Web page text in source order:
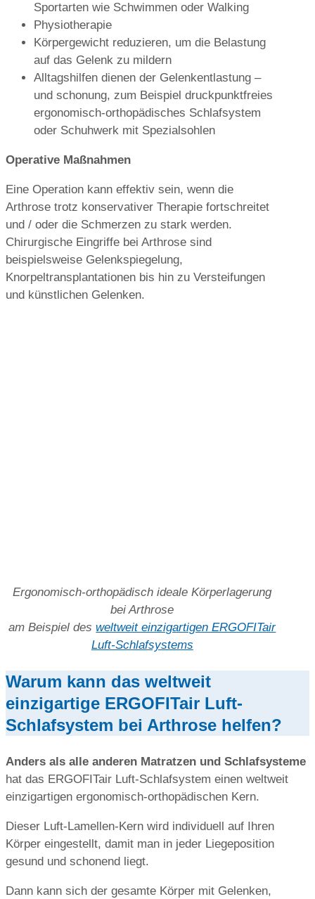
Sportarten wie Schwimmen oder Walking
Physiotherapie
Körpergewicht reduzieren, um die Belastung
auf das Gelenk zu mildern
Alltagshilfen dienen der Gelenkentlastung –
und schonung, zum Beispiel druckpunktfreies
ergonomisch-orthopädisches Schlafsystem
oder Schuhwerk mit Spezialsohlen
Operative Maßnahmen
Eine Operation kann effektiv sein, wenn die
Arthrose trotz konservativer Therapie fortschreitet
und / oder die Schmerzen zu stark werden.
Chirurgische Eingriffe bei Arthrose sind
beispielsweise Gelenkspiegelung,
Knorpeltransplantationen bis hin zu Versteifungen
und künstlichen Gelenken.
Ergonomisch-orthopädisch ideale Körperlagerung
bei Arthrose
am Beispiel desweltweit einzigartigen ERGOFITair
Luft-Schlafsystems
Warum kann das weltweit
einzigartige ERGOFITair Luft-
Schlafsystem bei Arthrose helfen?
Anders als alle anderen Matratzen und Schlafsysteme
hat das ERGOFITair Luft-Schlafsystem einen weltweit
einzigartigen ergonomisch-orthopädischen Kern.
Dieser Luft-Lamellen-Kern wird individuell auf Ihren
Körper eingestellt, damit man in jeder Liegeposition
gesund und schonend liegt.
Dann kann sich der gesamte Körper mit Gelenken,